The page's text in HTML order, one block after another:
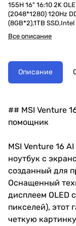
155H 16" 16:10 2K
(2048*1280) 120Hz
(8GB*2),1TB
Graphics
Все описание
Описание
## MSI Venture
помощник
MSI Venture 16
ноутбук с
созданный для
Оснащенный
дисплеем OLED
пикселей), этот
четкую